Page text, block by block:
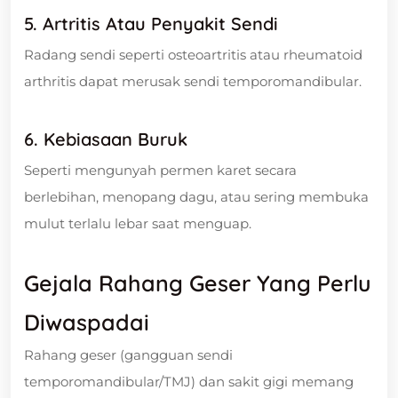
5. Artritis Atau Penyakit Sendi
Radang sendi seperti osteoartritis atau rheumatoid
arthritis dapat merusak sendi temporomandibular.
6. Kebiasaan Buruk
Seperti mengunyah permen karet secara
berlebihan, menopang dagu, atau sering membuka
mulut terlalu lebar saat menguap.
Gejala Rahang Geser Yang Perlu
Diwaspadai
Rahang geser (gangguan sendi
temporomandibular/TMJ) dan sakit gigi memang